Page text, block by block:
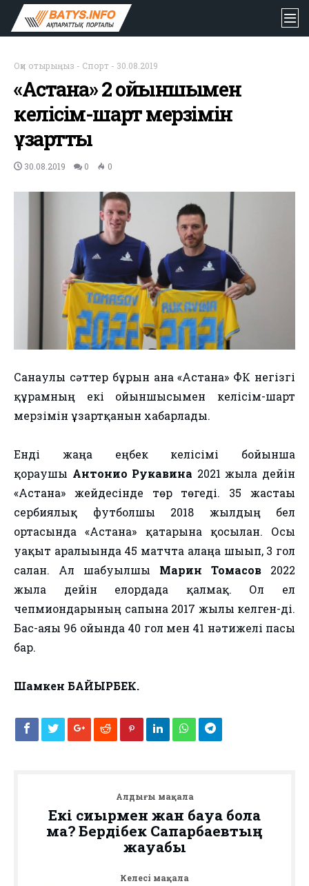
Оқи отырыңыз - Спорт - 30.08.2019
«Астана» 2 ойыншымен
келісім-шарт мерзімін
ұзартты
30.08.2019 0 0
Санаулы сəттер бұрын ғана «Астана» ФК негізгі
құрамның екі ойыншысымен келісім-шарт
мерзімін ұзартқанын хабарлады.
Енді жаңа еңбек келісімі бойынша
қорғаушы Антонио Рукавина 2021 жылға дейін
«Астана» жейдесінде төр төгеді. 35 жастағы
сербиялық футболшы 2018 жылдың бел
ортасында «Астана» қатарына қосылған. Осы
уақыт аралығында 45 матчта алаңға шығып, 3 гол
салған. Ал шабуылшы Марин Томасов 2022
жылға дейін елордада қалмақ. Ол ел
чепмиондарының сапына 2017 жылы келген-ді.
Бас-аяғы 96 ойында 40 гол мен 41 нəтижелі пасы
бар.
Шамкен БАЙЫРБЕК.
Алдыңғы мақала
Екі сиырмен жан бағуға бола
ма? Бердібек Сапарбаевтың
жауабы
Келесі мақала